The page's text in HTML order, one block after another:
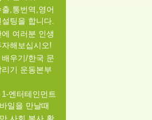
,통번역,영어
팅을 합니다.
여러분 인생
해보십시오!
우기/한국 문
기 운동본부
엔터테인먼트
일을 만날때